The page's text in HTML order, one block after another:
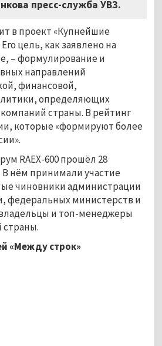
пресс-служба УВЗ.
в проект «Купнейшие
цель, как заявлено на
–формулирование и
направлений
финансовой,
определяющих
страны. В рейтинг
которые «формируют более
RAEX-600 прошёл 28
В нём принимали участие
чиновники администрации
федеральных министерств и
и топ-менеджеры
«Между строк»